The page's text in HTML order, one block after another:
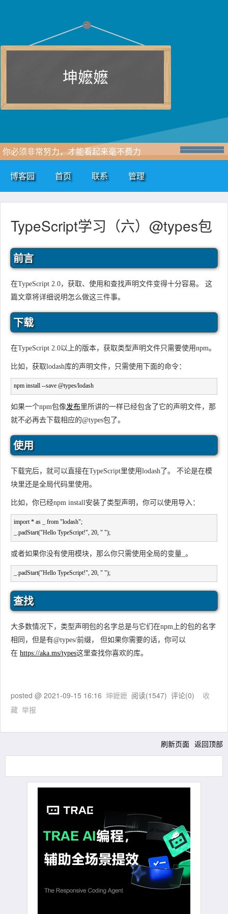
坤嬷嬷
你必须非常努力，才能看起来毫不费力
博客园 首页 联系 管理
TypeScript学习（六）@types包
前言
在TypeScript 2.0，获取、使用和查找声明文件变得十分容易。 这
篇文章将详细说明怎么做这三件事。
下载
在TypeScript 2.0以上的版本，获取类型声明文件只需要使用npm。
比如，获取lodash库的声明文件，只需使用下面的命令：
npm install --save @types/lodash
如果一个npm包像发布里所讲的一样已经包含了它的声明文件，那
就不必再去下载相应的@types包了。
使用
下载完后，就可以直接在TypeScript里使用lodash了。 不论是在模
块里还是全局代码里使用。
比如，你已经npm install安装了类型声明，你可以使用导入：
import * as _ from "lodash";
_.padStart("Hello TypeScript!", 20, " ");
或者如果你没有使用模块，那么你只需使用全局的变量 。
_.padStart("Hello TypeScript!", 20, " ");
查找
大多数情况下，类型声明包的名字总是与它们在npm 上的包的名字
相同，但是有@types/前缀， 但如果你需要的话，你可以
在 https://aka.ms/types这里查找你喜欢的库。
posted @ 2021-09-15 16:16 坤嬷嬷 阅读(1547) 评论(0) 收
藏 举报
刷新页面 返回顶部